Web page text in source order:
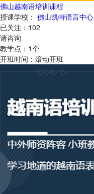
佛山越南语培训课程
授课学校： 佛山凯特语言中心
已关注： 102
请咨询
教学点： 1个
开班时间： 滚动开班